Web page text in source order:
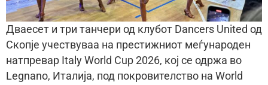
Дваесет и три танчери од клубот Dancers United од
Скопје учествуваа на престижниот меѓународен
натпревар Italy World Cup 2026, кој се одржа во
Legnano, Италија, под покровителство на World